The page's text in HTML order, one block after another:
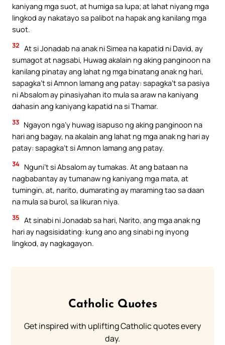
kaniyang mga suot, at humiga sa lupa; at lahat niyang mga
lingkod ay nakatayo sa palibot na hapak ang kanilang mga
suot.
32 At si Jonadab na anak ni Simea na kapatid ni David, ay
sumagot at nagsabi, Huwag akalain ng aking panginoon na
kanilang pinatay ang lahat ng mga binatang anak ng hari,
sapagka’t si Amnon lamang ang patay: sapagka’t sa pasiya
ni Absalom ay pinasiyahan ito mula sa araw na kaniyang
dahasin ang kaniyang kapatid na si Thamar.
33 Ngayon nga’y huwag isapuso ng aking panginoon na
hari ang bagay, na akalain ang lahat ng mga anak ng hari ay
patay: sapagka’t si Amnon lamang ang patay.
34 Nguni’t si Absalom ay tumakas. At ang bataan na
nagbabantay ay tumanaw ng kaniyang mga mata, at
tumingin, at, narito, dumarating ay maraming tao sa daan
na mula sa burol, sa likuran niya.
35 At sinabi ni Jonadab sa hari, Narito, ang mga anak ng
hari ay nagsisidating: kung ano ang sinabi ng inyong
lingkod, ay nagkagayon.
Catholic Quotes
Get inspired with uplifting Catholic quotes every
day.